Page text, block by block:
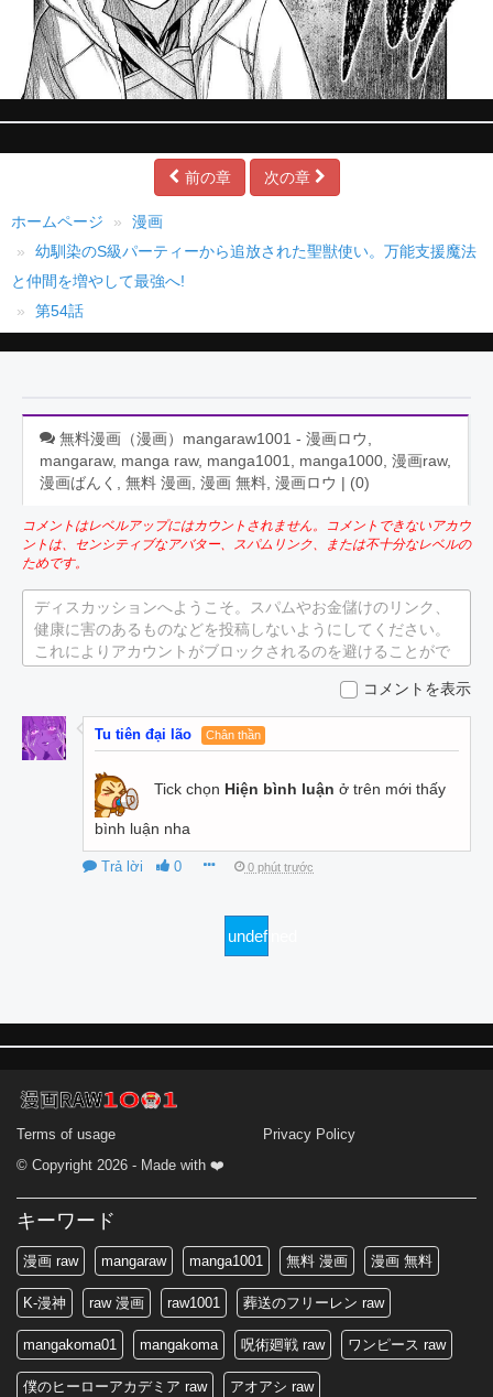
前の章 次の章
ホームページ
漫画
幼馴染のS級パーティーから追放された聖獣使い。万能支援魔法
と仲間を増やして最強へ!
第54話
無料漫画（漫画）mangaraw1001 - 漫画ロウ,
mangaraw, manga raw, manga1001, manga1000, 漫画raw,
漫画ばんく, 無料 漫画, 漫画 無料, 漫画ロウ | (0)
コメントはレベルアップにはカウントされません。コメントできないアカウ
ントは、センシティブなアバター、スパムリンク、または不十分なレベルの
ためです。
ディスカッションへようこそ。スパムやお金儲けのリンク、
健康に害のあるものなどを投稿しないようにしてください。
これによりアカウントがブロックされるのを避けることがで
コメントを表示
Tu tiên đại lão Chân thần
Tick chọn Hiện bình luận ở trên mới thấy
bình luận nha
Trả lời 0 0 phút trước
undefined
Terms of usage
Privacy Policy
© Copyright 2026 - Made with ❤️
キーワード
漫画 raw mangaraw manga1001 無料 漫画 漫画 無料
K-漫神 raw 漫画 raw1001 葬送のフリーレン raw
mangakoma01 mangakoma 呪術廻戦 raw ワンピース raw
僕のヒーローアカデミア raw アオアシ raw